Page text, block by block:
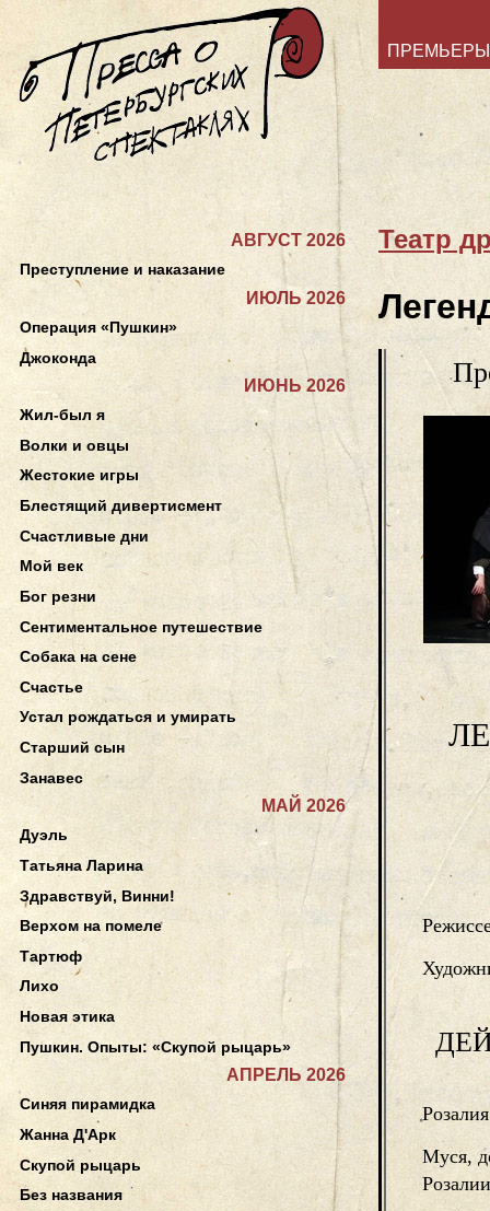
ПРЕМЬЕРЫ
Театр
Муся,
АВГУСТ 2026
Преступление и наказание
ИЮЛЬ 2026
Операция «Пушкин»
Джоконда
ИЮНЬ 2026
Жил-был я
Волки и овцы
Жестокие игры
Блестящий дивертисмент
Счастливые дни
Мой век
Бог резни
Сентиментальное путешествие
Собака на сене
Счастье
Устал рождаться и умирать
Старший сын
Занавес
МАЙ 2026
Дуэль
Татьяна Ларина
Здравствуй, Винни!
Верхом на помеле
Тартюф
Лихо
Новая этика
Пушкин. Опыты: «Скупой рыцарь»
АПРЕЛЬ 2026
Синяя пирамидка
Жанна Д'Арк
Скупой рыцарь
Без названия